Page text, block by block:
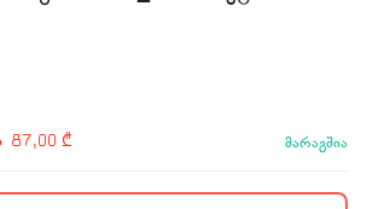
87,00 ₾ მარაგშია